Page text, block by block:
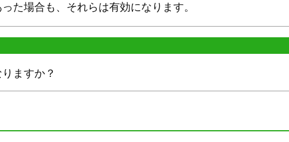
た場合も、それらは有効になります。
ますか？